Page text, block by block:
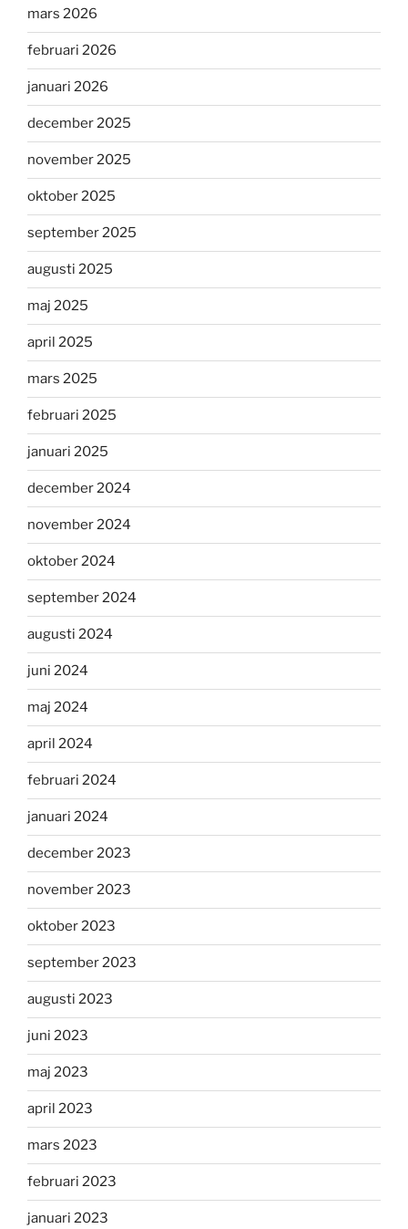
mars 2026
februari 2026
januari 2026
december 2025
november 2025
oktober 2025
september 2025
augusti 2025
maj 2025
april 2025
mars 2025
februari 2025
januari 2025
december 2024
november 2024
oktober 2024
september 2024
augusti 2024
juni 2024
maj 2024
april 2024
februari 2024
januari 2024
december 2023
november 2023
oktober 2023
september 2023
augusti 2023
juni 2023
maj 2023
april 2023
mars 2023
februari 2023
januari 2023